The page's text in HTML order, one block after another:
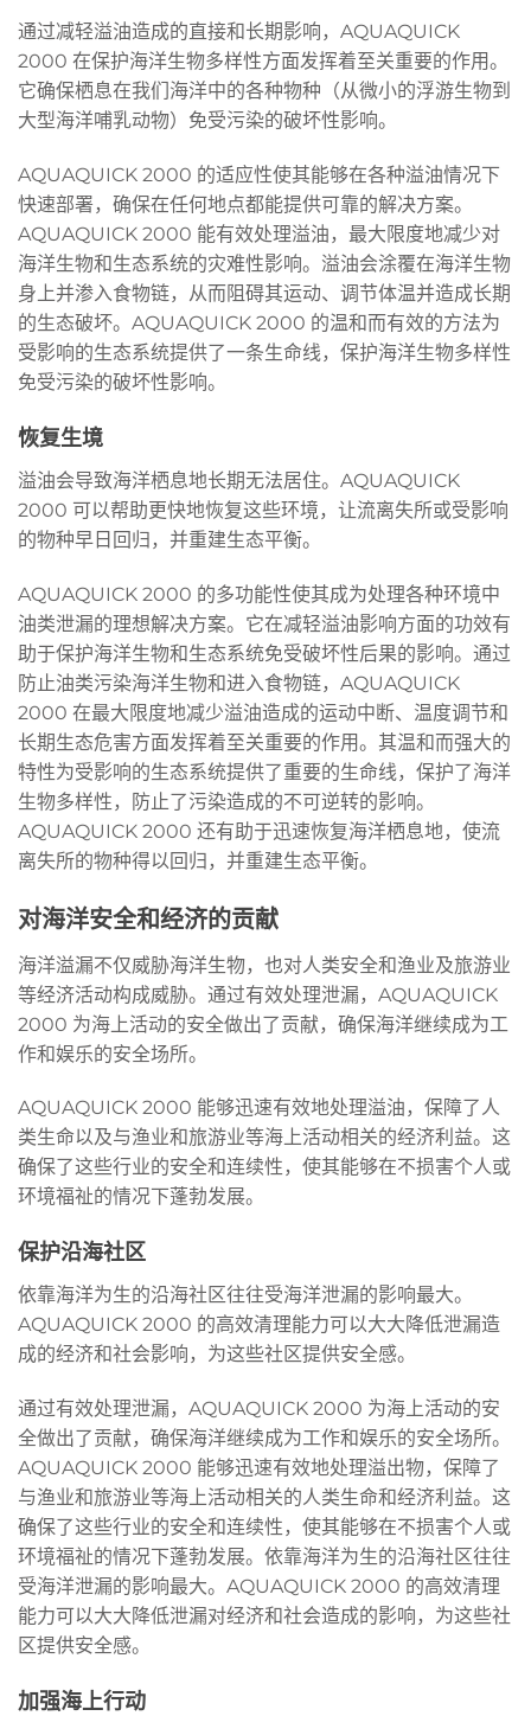
通过减轻溢油造成的直接和长期影响，AQUAQUICK
2000 在保护海洋生物多样性方面发挥着至关重要的作用。
它确保栖息在我们海洋中的各种物种（从微小的浮游生物到
大型海洋哺乳动物）免受污染的破坏性影响。
AQUAQUICK 2000 的适应性使其能够在各种溢油情况下
快速部署，确保在任何地点都能提供可靠的解决方案。
AQUAQUICK 2000 能有效处理溢油，最大限度地减少对
海洋生物和生态系统的灾难性影响。溢油会涂覆在海洋生物
身上并渗入食物链，从而阻碍其运动、调节体温并造成长期
的生态破坏。AQUAQUICK 2000 的温和而有效的方法为
受影响的生态系统提供了一条生命线，保护海洋生物多样性
免受污染的破坏性影响。
恢复生境
溢油会导致海洋栖息地长期无法居住。AQUAQUICK
2000 可以帮助更快地恢复这些环境，让流离失所或受影响
的物种早日回归，并重建生态平衡。
AQUAQUICK 2000 的多功能性使其成为处理各种环境中
油类泄漏的理想解决方案。它在减轻溢油影响方面的功效有
助于保护海洋生物和生态系统免受破坏性后果的影响。通过
防止油类污染海洋生物和进入食物链，AQUAQUICK
2000 在最大限度地减少溢油造成的运动中断、温度调节和
长期生态危害方面发挥着至关重要的作用。其温和而强大的
特性为受影响的生态系统提供了重要的生命线，保护了海洋
生物多样性，防止了污染造成的不可逆转的影响。
AQUAQUICK 2000 还有助于迅速恢复海洋栖息地，使流
离失所的物种得以回归，并重建生态平衡。
对海洋安全和经济的贡献
海洋溢漏不仅威胁海洋生物，也对人类安全和渔业及旅游业
等经济活动构成威胁。通过有效处理泄漏，AQUAQUICK
2000 为海上活动的安全做出了贡献，确保海洋继续成为工
作和娱乐的安全场所。
AQUAQUICK 2000 能够迅速有效地处理溢油，保障了人
类生命以及与渔业和旅游业等海上活动相关的经济利益。这
确保了这些行业的安全和连续性，使其能够在不损害个人或
环境福祉的情况下蓬勃发展。
保护沿海社区
依靠海洋为生的沿海社区往往受海洋泄漏的影响最大。
AQUAQUICK 2000 的高效清理能力可以大大降低泄漏造
成的经济和社会影响，为这些社区提供安全感。
通过有效处理泄漏，AQUAQUICK 2000 为海上活动的安
全做出了贡献，确保海洋继续成为工作和娱乐的安全场所。
AQUAQUICK 2000 能够迅速有效地处理溢出物，保障了
与渔业和旅游业等海上活动相关的人类生命和经济利益。这
确保了这些行业的安全和连续性，使其能够在不损害个人或
环境福祉的情况下蓬勃发展。依靠海洋为生的沿海社区往往
受海洋泄漏的影响最大。AQUAQUICK 2000 的高效清理
能力可以大大降低泄漏对经济和社会造成的影响，为这些社
区提供安全感。
加强海上行动